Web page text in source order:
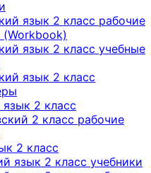
язык 2 класс рабочие
(Workbook)
язык 2 класс учебные
язык 2 класс
2 класс
2 класс рабочие
2 класс
язык 2 класс учебники